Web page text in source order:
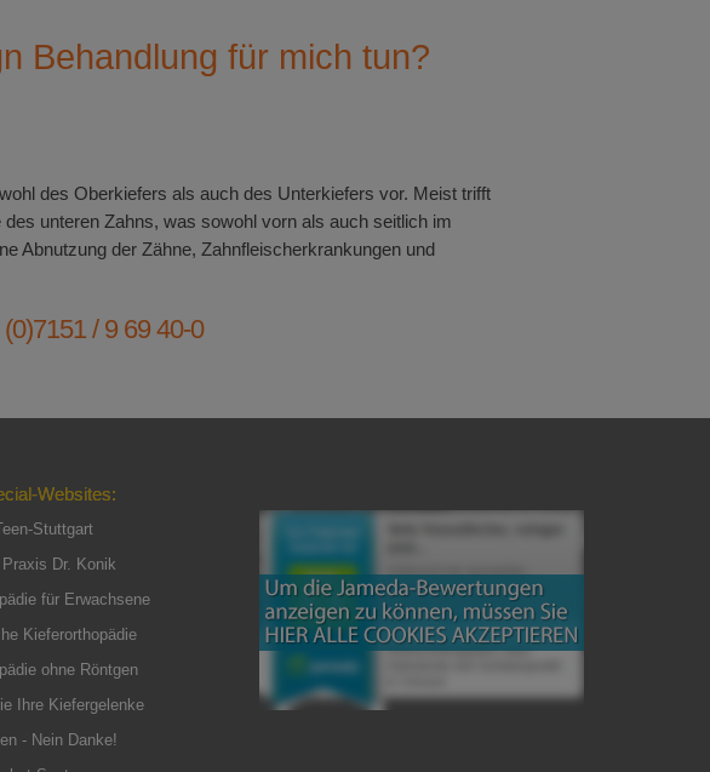
Behandlung für mich tun?
des Oberkiefers als auch des Unterkiefers vor. Meist trifft
unteren Zahns, was sowohl vorn als auch seitlich im
Abnutzung der Zähne, Zahnfleischerkrankungen und
/ 9 69 40-0
Websites:
Stuttgart
Praxis Dr. Konik
für Erwachsene
Kieferorthopädie
ohne Röntgen
Ihre Kiefergelenke
- Nein Danke!